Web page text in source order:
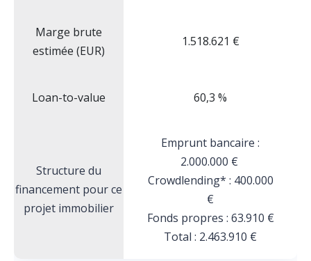
Marge brute
estimée (EUR)
1.518.621 €
Loan-to-value 60,3 %
Structure du
financement pour ce
projet immobilier
Emprunt bancaire :
2.000.000 €
Crowdlending* : 400.000
€
Fonds propres : 63.910 €
Total : 2.463.910 €